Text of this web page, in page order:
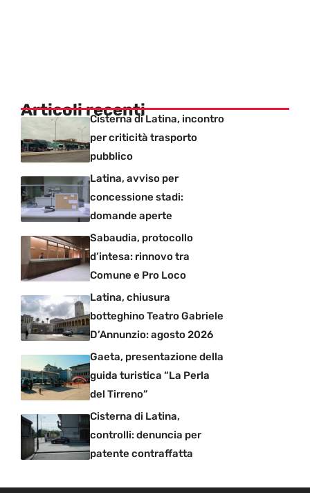
Articoli recentiCisterna di Latina, incontro
per criticità trasporto
pubblico
Latina, avviso per
concessione stadi:
domande aperte
Sabaudia, protocollo
d’intesa: rinnovo tra
Comune e Pro Loco
Latina, chiusura
botteghino Teatro Gabriele
D’Annunzio: agosto 2026
Gaeta, presentazione della
guida turistica “La Perla
del Tirreno”
Cisterna di Latina,
controlli: denuncia per
patente contraffatta